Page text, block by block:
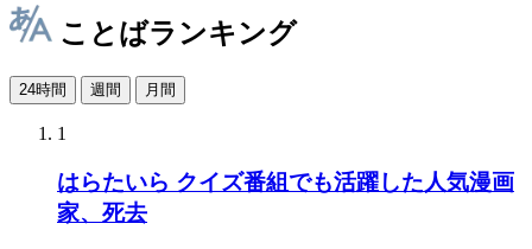
ことばランキング
24時間 週間 月間
1
はらたいら クイズ番組でも活躍した人気漫画
家、死去